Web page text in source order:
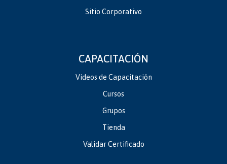
Sitio Corporativo
CAPACITACIÓN
Videos de Capacitación
Cursos
Grupos
Tienda
Validar Certificado